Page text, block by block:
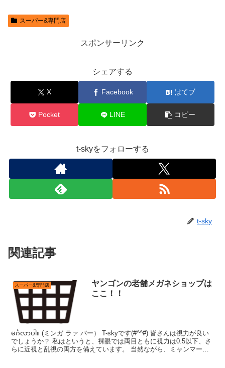
スーパー&専門店
スポンサーリンク
シェアする
X Facebook はてブ
Pocket LINE コピー
t-skyをフォローする
t-sky
関連記事
スーパー&専門店
ヤンゴンの老舗メガネショップは
ここ！！
မင်္ဂလာပါ။ (ミンガ ラァ バー） T-skyです(#^^#) 皆さんは視力が良い
でしょうか？ 私はというと、裸眼では両目ともに視力は0.5以下、さ
らに近視と乱視の両方を備えています。 当然ながら、ミャンマーに